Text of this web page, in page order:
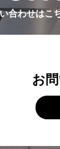
合わせはこ
お